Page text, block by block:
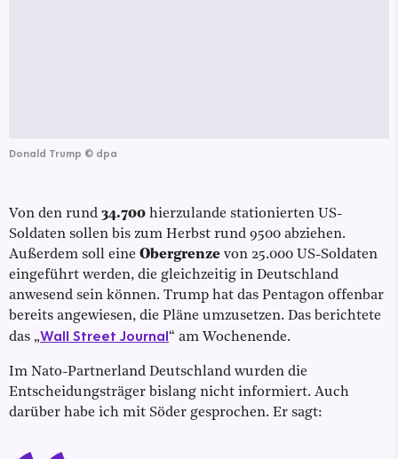
Donald Trump © dpa
Von den rund 34.700 hierzulande stationierten US-
Soldaten sollen bis zum Herbst rund 9500 abziehen.
Außerdem soll eine Obergrenze von 25.000 US-Soldaten
eingeführt werden, die gleichzeitig in Deutschland
anwesend sein können. Trump hat das Pentagon offenbar
bereits angewiesen, die Pläne umzusetzen. Das berichtete
das „Wall Street Journal“ am Wochenende.
Im Nato-Partnerland Deutschland wurden die
Entscheidungsträger bislang nicht informiert. Auch
darüber habe ich mit Söder gesprochen. Er sagt: